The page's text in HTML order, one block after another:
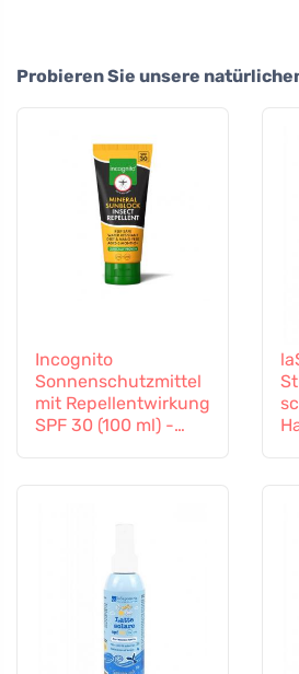
Probieren Sie unsere
Incognito
Sonnenschutzmittel
mit Repellentwirkung
SPF 30 (100 ml) -